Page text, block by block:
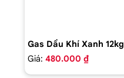
Gas Dầu Khí Xanh 12kg
Giá: 480.000 ₫